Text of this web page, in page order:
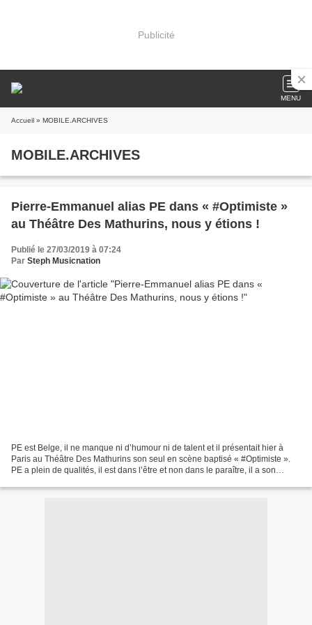
Publicité
MENU
Accueil » MOBILE.ARCHIVES
MOBILE.ARCHIVES
Pierre-Emmanuel alias PE dans « #Optimiste »
au Théâtre Des Mathurins, nous y étions !
Publié le 27/03/2019 à 07:24
Par Steph Musicnation
PE est Belge, il ne manque ni d’humour ni de talent et il présentait hier à
Paris au Théâtre Des Mathurins son seul en scène baptisé « #Optimiste ».
PE a plein de qualités, il est dans l’être et non dans le paraître, il a son